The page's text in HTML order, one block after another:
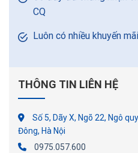
CQ
Luôn có nhiều khuyến
THÔNG TIN LIÊN HỆ
Số 5, Dãy X, Ngõ 22, Ngô
Đông, Hà Nội
0975.057.600